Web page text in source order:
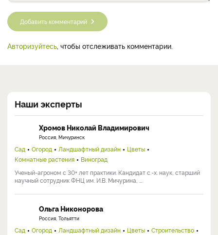
Добавить комментарий
Авторизуйтесь, чтобы отслеживать комментарии.
Наши эксперты
Хромов Николай Владимирович
Россия, Мичуринск
Сад Огород Ландшафтный дизайн
Цветы
Комнатные растения
Виноград
Ученый-агроном с 30+ лет практики. Кандидат с.-х. наук, старший
научный сотрудник ФНЦ им. И.В. Мичурина, ...
Ольга Никонорова
Россия, Тольятти
Сад Огород Ландшафтный дизайн Цветы
Строительство